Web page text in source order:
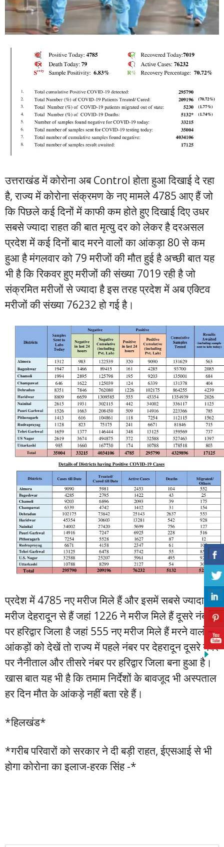
उत्तराखंड में कोरोना अब Control होता हुआ दिखाई दे रहा
है, राज्य में कोरोना संक्रमण के नए मामले 4785 आए हैं जो
कि पिछले कई दिनों में काफी कम होते हुए दिखाई दिए उधर
सबसे ज्यादा राहत की बात मृत्यु दर को लेकर है दरअसल
प्रदेश में कई दिनों बाद मरने वालों का आंकड़ा 80 से कम
हुआ है मंगलवार को 79 मरीजों की मौत हुई है अच्छी बात यह
भी है कि रिकवर हुए मरीजों की संख्या 7019 रही है जो
संक्रमित मरीजों से ज्यादा है इस तरह प्रदेश में अब एक्टिव
मरीजों की संख्या 76232 हो गई है।
प्रदेश में 4785 नए मरीज मिले हैं और इसमें सबसे ज्यादा
मरीज देहरादून से हैं जहां 1226 ने मरीज मिले हैं दूसरे नंबर
पर हरिद्वार जिला है जहां 555 नए मरीज मिले हैं मरने वालों के
आंकड़ों को देखें तो राज्य में पहले नंबर पर देहरादून दूसरे नंबर
पर नैनीताल और तीसरे नंबर पर हरिद्वार जिला बना हुआ है।
खास बात यह भी है कि तमाम निर्देशों के बावजूद भी अस्पताल
हर दिन मौत के आंकड़े नहीं बता रहे हैं।
*हिलखंड*
*गरीब परिवारों को सरकार ने दी बड़ी राहत, ईएसआई से भी
होगा कोरोना का इलाज-हरक सिंह -*